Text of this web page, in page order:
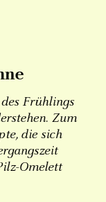
Frühlings
Zum
die sich
Omelett